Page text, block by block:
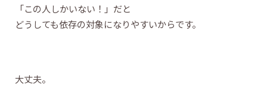
「この人しかいない！」だと
どうしても依存の対象になりやすいからです。
大丈夫。